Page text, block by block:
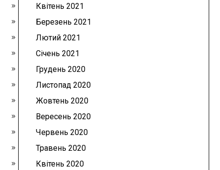
Квітень 2021
Березень 2021
Лютий 2021
Січень 2021
Грудень 2020
Листопад 2020
Жовтень 2020
Вересень 2020
Червень 2020
Травень 2020
Квітень 2020